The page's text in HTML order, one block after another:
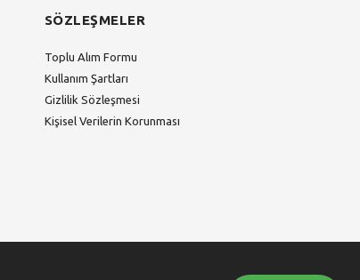
SÖZLEŞMELER
Toplu Alım Formu
Kullanım Şartları
Gizlilik Sözleşmesi
Kişisel Verilerin Korunması